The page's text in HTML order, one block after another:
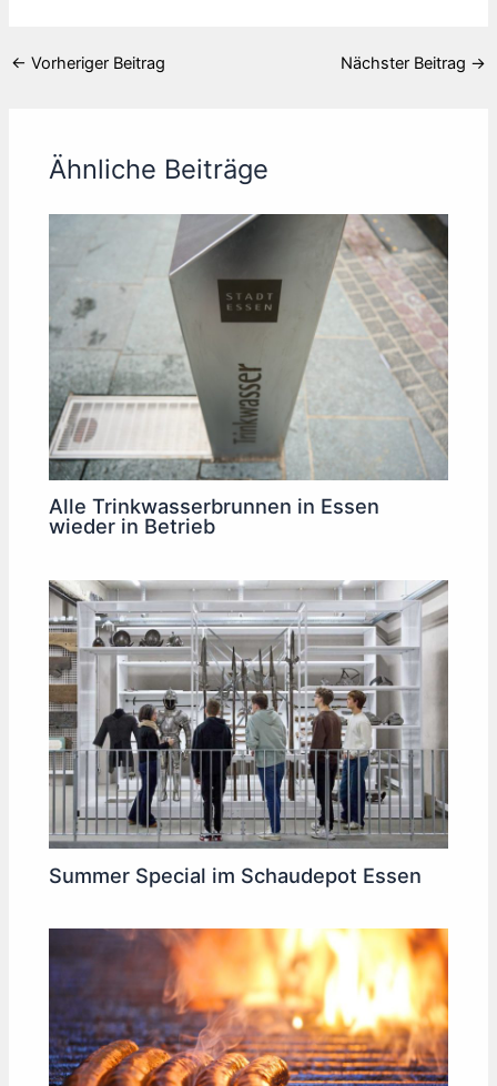
← Vorheriger Beitrag Nächster Beitrag →
Ähnliche Beiträge
Alle Trinkwasserbrunnen in Essen
wieder in Betrieb
Summer Special im Schaudepot Essen